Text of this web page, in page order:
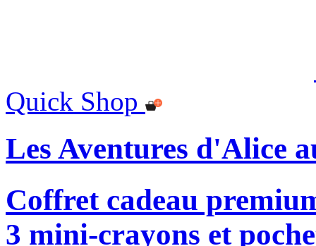
Quick Shop
Les Aventures d'Alice
Coffret cadeau
3 mini-crayons et